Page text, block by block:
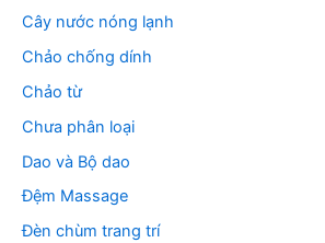
Cây nước nóng lạnh
Chảo chống dính
Chảo từ
Chưa phân loại
Dao và Bộ dao
Đệm Massage
Đèn chùm trang trí